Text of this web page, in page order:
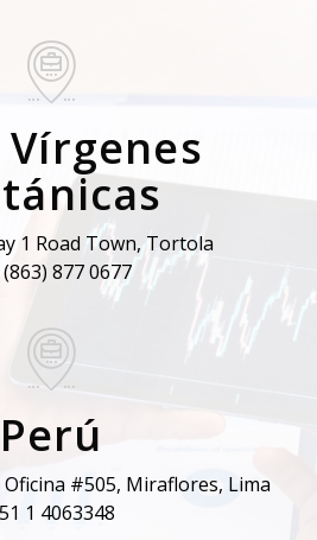
Vírgenes
1 Road Town, Tortola
877 0677
Perú
Oficina #505, Miraflores, Lima
1 4063348